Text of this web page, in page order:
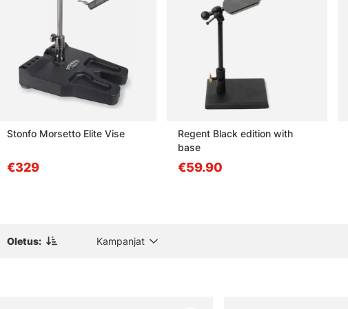
Stonfo Morsetto Elite Vise
€329
Regent Black edition with
base
€59.90
Oletus: Kampanjat